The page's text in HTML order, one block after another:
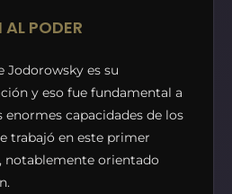
PODER
Jodorowsky es su
y eso fue fundamental a
enormes capacidades de los
trabajó en este primer
notablemente orientado